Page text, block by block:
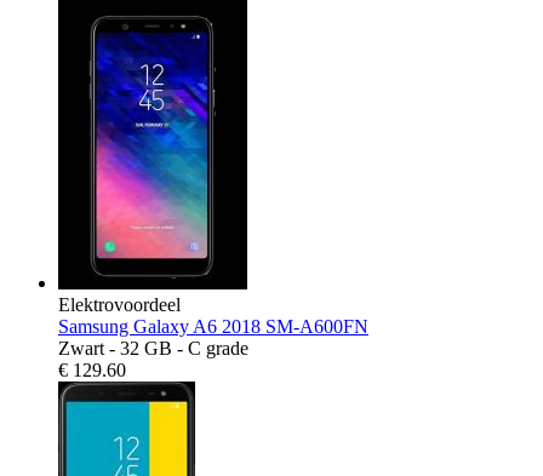
Elektrovoordeel
Samsung Galaxy A6 2018 SM-A600FN
Zwart - 32 GB - C grade
€ 129.60